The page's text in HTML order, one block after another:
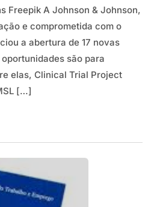
Freepik A Johnson & Johnson,
e comprometida com o
a abertura de 17 novas
são para
elas, Clinical Trial Project
[…]